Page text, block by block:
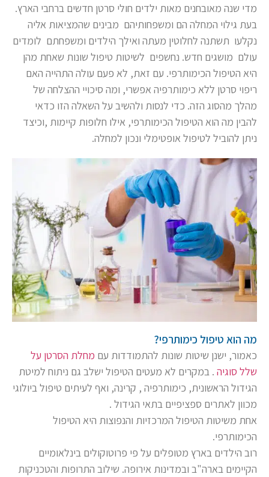
מדי שנה מאובחנים מאות ילדים חולי סרטן חדשים ברחבי הארץ.
בעת גילוי המחלה הם ומשפחותיהם מבינים שהמציאות אליה
נקלעו תשתנה לחלוטין מעתה ואילך הילדים ומשפחתם לומדים
עולם מושגים חדש. נחשפים לשיטות טיפול שונות שאחת מהן
היא הטיפול הכימותרפי. עם זאת, לא פעם עולה התהייה האם
ריפוי סרטן ללא כימותרפיה אפשרי, ומה סיכויי ההצלחה של
מהלך מהסוג הזה. כדי לנסות ולהשיב על השאלה הזו כדאי
להבין מה הוא הטיפול הכימותרפי, אילו חלופות קיימות ,וכיצד
ניתן להוביל לטיפול אופטימלי ונכון למחלה.
מה הוא טיפול כימותרפי?
כאמור, ישנן שיטות שונות להתמודדות עם מחלת הסרטן על
שלל סוגיה . במקרים לא מעטים הטיפול ישלב גם ניתוח למיטת
הגידול הראשונית, כימותרפיה , קרינה, ואף לעיתים טיפול ביולוגי
מכוון לאתרים ספציפיים בתאי הגידול .
אחת משיטות הטיפול המרכזיות והנפוצות היא הטיפול
הכימותרפי.
רוב הילדים בארץ מטופלים על פי פרוטוקולים בינלאומיים
הקיימים בארה"ב ובמדינות אירופה. שילוב התרופות והטכניקות